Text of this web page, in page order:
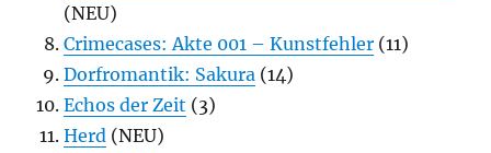
(NEU)
Crimecases: Akte 001 – Kunstfehler (11)
Dorfromantik: Sakura (14)
Echos der Zeit (3)
Herd (NEU)